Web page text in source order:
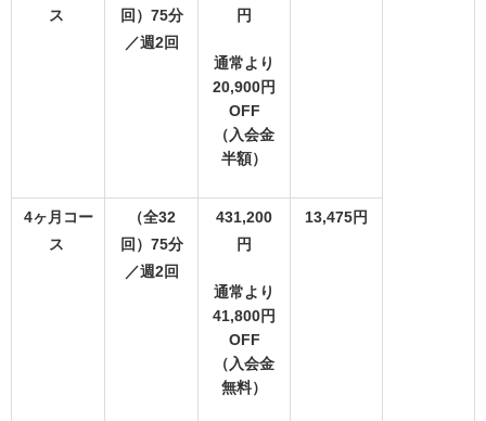
ス
回）75分
／週2回
円
通常より
20,900円
OFF
（入会金
半額）
4ヶ月コー
ス
（全32
回）75分
／週2回
431,200
円
通常より
41,800円
OFF
（入会金
無料）
13,475円